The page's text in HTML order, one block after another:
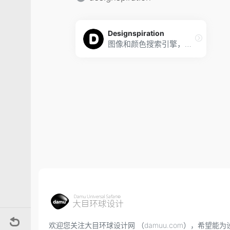
Designspiration
图像和颜色搜索引擎，帮助你找出灵感及建立情绪版
欢迎您关注大目环球设计网 （damuu.com），希望能为